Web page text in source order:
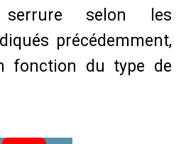
selon les
précédemment,
fonction du type de